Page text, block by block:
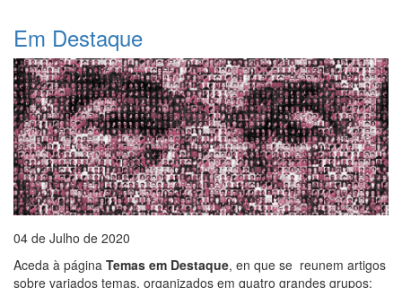
Em Destaque
04 de Julho de 2020
Aceda à página Temas em Destaque, en que se reunem artigos
sobre variados temas, organizados em quatro grandes grupos: